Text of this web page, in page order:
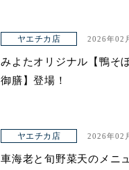
ヤエチカ店 2026年02
みよたオリジナル【鴨そ
御膳】登場！
ヤエチカ店 2026年02
車海老と旬野菜天のメニ